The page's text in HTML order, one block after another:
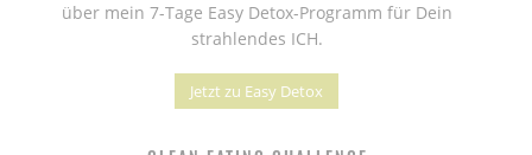
über mein 7-Tage Easy Detox-Programm für Dein
strahlendes ICH.
Jetzt zu Easy Detox